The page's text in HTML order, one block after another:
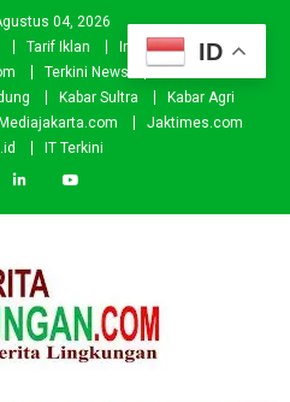
04, 2026
Tarif Iklan Investor
Donasi
Terkini News
Kabar.id
Kabar Sultra
Kabar Agri
Mediajakarta.com
Jaktimes.com
IT Terkini
ID